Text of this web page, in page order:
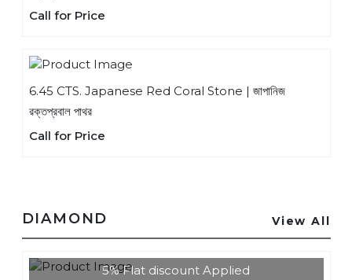
Call for Price
6.45 CTS. Japanese Red Coral Stone | জাপানিজ
রক্তপ্রবাল পাথর
Call for Price
DIAMOND View All
5% Flat discount Applied